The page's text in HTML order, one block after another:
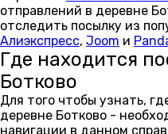
отправлений в деревне
отследить посылку из
Алиэкспресс, Joom и
Где находится
Ботково
Для того чтобы узнать,
деревне Ботково -
навигации в данном